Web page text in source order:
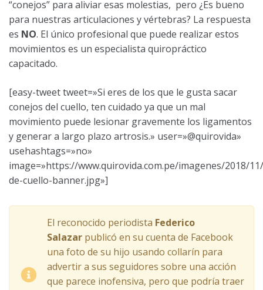
“conejos” para aliviar esas molestias, pero ¿Es bueno
para nuestras articulaciones y vértebras? La respuesta
es NO. El único profesional que puede realizar estos
movimientos es un especialista quiropráctico
capacitado.
[easy-tweet tweet=»Si eres de los que le gusta sacar
conejos del cuello, ten cuidado ya que un mal
movimiento puede lesionar gravemente los ligamentos
y generar a largo plazo artrosis.» user=»@quirovida»
usehashtags=»no»
image=»https://www.quirovida.com.pe/imagenes/2018/
de-cuello-banner.jpg»]
El reconocido periodista Federico
Salazar publicó en su cuenta de Facebook
una foto de su hijo usando collarín para
advertir a sus seguidores sobre una acción
que parece inofensiva, pero que podría traer